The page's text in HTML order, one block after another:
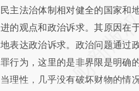
民主法治体制相对健全的国家和
进的观点和政治诉求。其原因在
地表达政治诉求。政治问题通过
罪行为，这里的是非界限是明确
当理性，几乎没有破坏财物的情